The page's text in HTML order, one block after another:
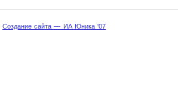
Создание сайта — ИА Юника '07